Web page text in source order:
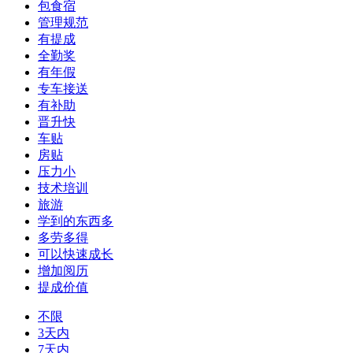
包食宿
管理规范
有提成
全勤奖
有年假
专车接送
有补助
晋升快
车贴
房贴
压力小
技术培训
旅游
学到的东西多
多劳多得
可以快速成长
增加阅历
提成价值
不限
3天内
7天内